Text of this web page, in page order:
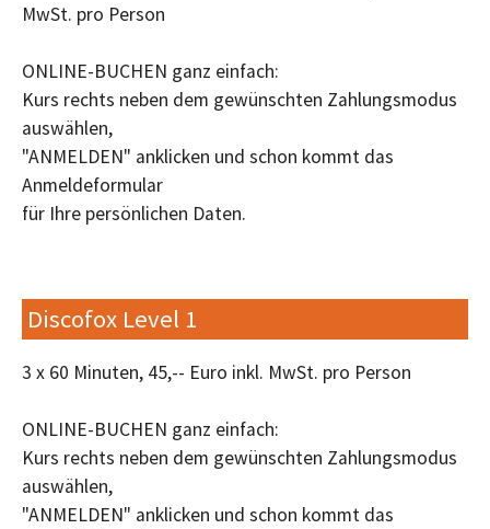
MwSt. pro Person
ONLINE-BUCHEN ganz einfach:
Kurs rechts neben dem gewünschten Zahlungsmodus
auswählen,
"ANMELDEN" anklicken und schon kommt das
Anmeldeformular
für Ihre persönlichen Daten.
Discofox Level 1
3 x 60 Minuten, 45,-- Euro inkl. MwSt. pro Person
ONLINE-BUCHEN ganz einfach:
Kurs rechts neben dem gewünschten Zahlungsmodus
auswählen,
"ANMELDEN" anklicken und schon kommt das